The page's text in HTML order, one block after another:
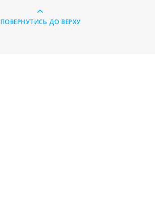
ПОВЕРНУТИСЬ ДО ВЕРХУ